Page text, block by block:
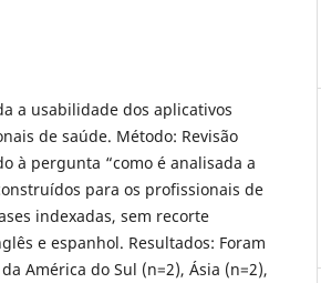
a usabilidade dos aplicativos
de saúde. Método: Revisão
à pergunta “como é analisada a
para os profissionais de
indexadas, sem recorte
e espanhol. Resultados: Foram
América do Sul (n=2), Ásia (n=2),